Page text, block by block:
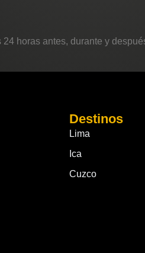
horas antes, durante y
Destinos
Lima
Ica
Cuzco